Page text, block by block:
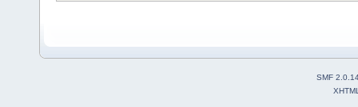
SMF